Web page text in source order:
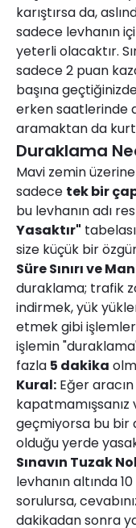
karıştırsa da,
sadece levhanın
yeterli olacaktır.
sadece 2 puan
başına
erken saatlerinde
aramaktan da
Duraklama
Mavi zemin
sadece tek bir
bu levhanın adı
Yasaktır"
size küçük bir
Süre Sınırı ve
duraklama; trafik
indirmek, yük
etmek gibi
işlemin
fazla 5 dakika
Kural: Eğer
kapatmamışsanız
geçmiyorsa bu bir
olduğu yerde
Sınavın Tuzak
levhanın altında
sorulursa,
dakikadan sonra